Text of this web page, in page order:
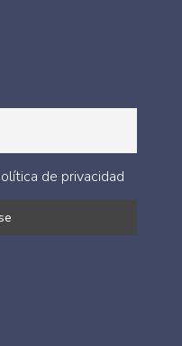
de privacidad